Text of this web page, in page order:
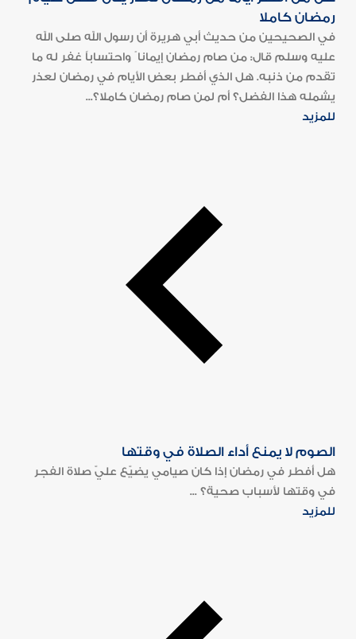
رمضان كاملا
في الصحيحين من حديث أبي هريرة أن رسول الله صلى الله
عليه وسلم قال: من صام رمضان إيمانا ً واحتساباً غفر له ما
تقدم من ذنبه. هل الذي أفطر بعض الأيام في رمضان لعذر
يشمله هذا الفضل؟ أم لمن صام رمضان كاملا؟...
للمزيد
الصوم لا يمنع أداء الصلاة في وقتها
هل أفطر في رمضان إذا كان صيامي يضيّع عليّ صلاة الفجر
في وقتها لأسباب صحية؟ ...
للمزيد